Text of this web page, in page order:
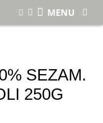
bez soli 250g
SEZAM.
250G
MENU